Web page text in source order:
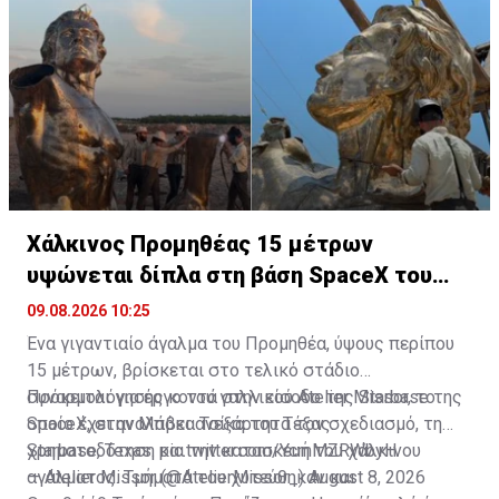
τελικά στην Ουκρανία.
Χάλκινος Προμηθέας 15 μέτρων
υψώνεται δίπλα στη βάση SpaceX του
Έλον Μασκ
09.08.2026 10:25
Ένα γιγαντιαίο άγαλμα του Προμηθέα, ύψους περίπου
15 μέτρων, βρίσκεται στο τελικό στάδιο
συναρμολόγησης κοντά στην είσοδο της Starbase της
SpaceX, στην Μπόκα Τσίκα του Τέξας.
Πρόκειται για έργο του γαλλικού Atelier Missor, το
οποίο έχει αναλάβει ανεξάρτητα τον σχεδιασμό, τη
χρηματοδότηση και την κατασκευή του χάλκινου
αγάλματος. Τμήματά του χυτεύθηκαν και
Starbase, Texas. pic.twitter.com/YcmMZRWbyH
— Atelier Missor (@AtelierMissor_)August 8, 2026